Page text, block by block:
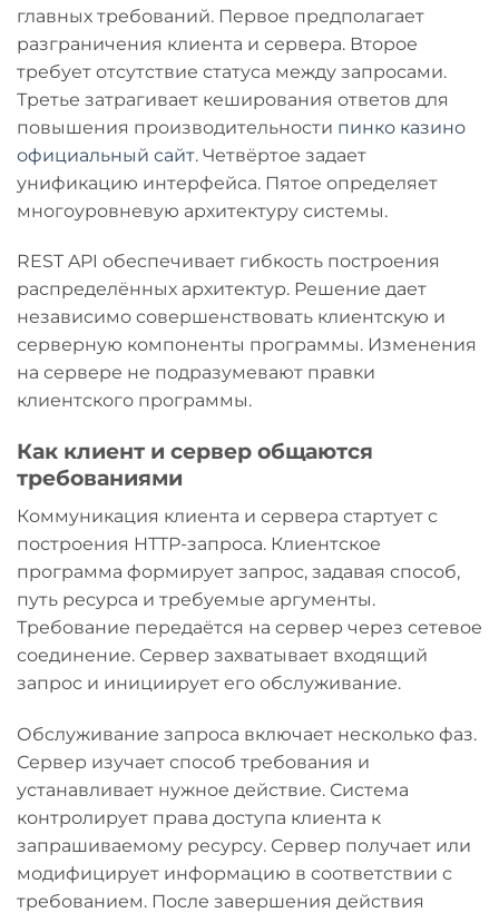
главных требований. Первое предполагает
разграничения клиента и сервера. Второе
требует отсутствие статуса между запросами.
Третье затрагивает кеширования ответов для
повышения производительности пинко казино
официальный сайт. Четвёртое задает
унификацию интерфейса. Пятое определяет
многоуровневую архитектуру системы.
REST API обеспечивает гибкость построения
распределённых архитектур. Решение дает
независимо совершенствовать клиентскую и
серверную компоненты программы. Изменения
на сервере не подразумевают правки
клиентского программы.
Как клиент и сервер общаются
требованиями
Коммуникация клиента и сервера стартует с
построения HTTP-запроса. Клиентское
программа формирует запрос, задавая способ,
путь ресурса и требуемые аргументы.
Требование передаётся на сервер через сетевое
соединение. Сервер захватывает входящий
запрос и инициирует его обслуживание.
Обслуживание запроса включает несколько фаз.
Сервер изучает способ требования и
устанавливает нужное действие. Система
контролирует права доступа клиента к
запрашиваемому ресурсу. Сервер получает или
модифицирует информацию в соответствии с
требованием. После завершения действия